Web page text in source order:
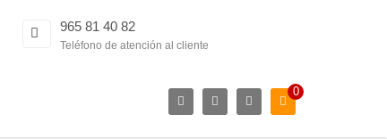
965 81 40 82
Teléfono de atención al cliente
0